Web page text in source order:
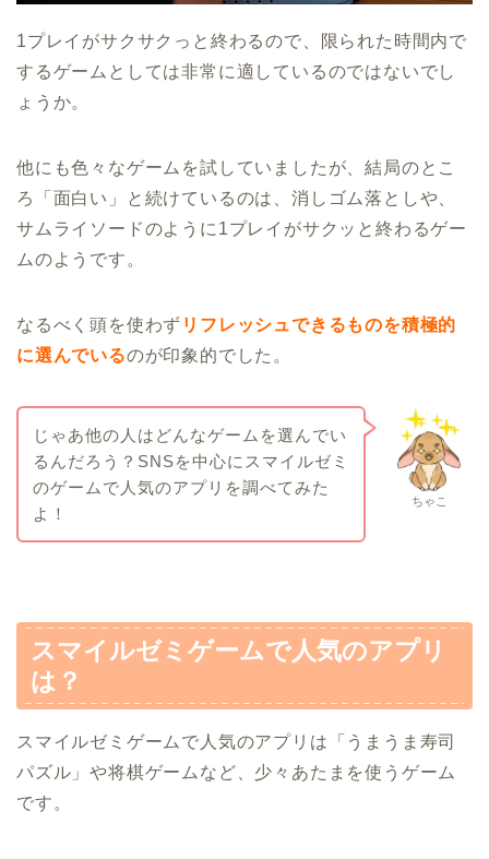
1プレイがサクサクっと終わるので、限られた時間内で
するゲームとしては非常に適しているのではないでし
ょうか。
他にも色々なゲームを試していましたが、結局のとこ
ろ「面白い」と続けているのは、消しゴム落としや、
サムライソードのように1プレイがサクッと終わるゲー
ムのようです。
なるべく頭を使わず リフレッシュできるものを積極的
に選んでいるのが印象的でした。
ちゃこ
じゃあ他の人はどんなゲームを選んでい
るんだろう？SNSを中心にスマイルゼミ
のゲームで人気のアプリを調べてみた
よ！
スマイルゼミゲームで人気のアプリ
は？
スマイルゼミゲームで人気のアプリは「うまうま寿司
パズル」や将棋ゲームなど、少々あたまを使うゲーム
です。